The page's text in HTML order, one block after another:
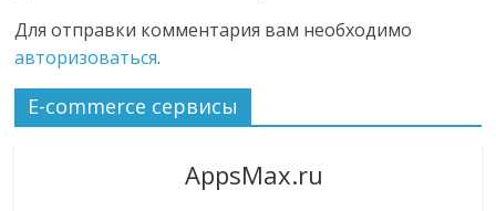
Для отправки комментария вам необходимо
авторизоваться.
E-commerce сервисы
AppsMax.ru